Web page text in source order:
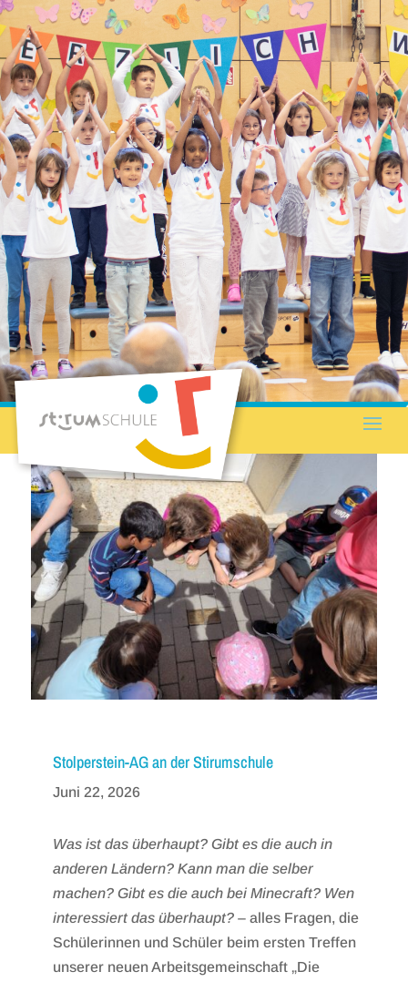
Stolperstein-AG an der Stirumschule
Juni 22, 2026
Was ist das überhaupt? Gibt es die auch in
anderen Ländern? Kann man die selber
machen? Gibt es die auch bei Minecraft? Wen
interessiert das überhaupt? – alles Fragen, die
Schülerinnen und Schüler beim ersten Treffen
unserer neuen Arbeitsgemeinschaft „Die